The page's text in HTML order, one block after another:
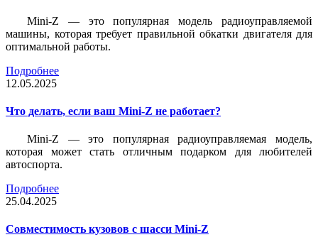
Mini-Z — это популярная модель радиоуправляемой
машины, которая требует правильной обкатки двигателя для
оптимальной работы.
Подробнее
12.05.2025
Что делать, если ваш Mini-Z не работает?
Mini-Z — это популярная радиоуправляемая модель,
которая может стать отличным подарком для любителей
автоспорта.
Подробнее
25.04.2025
Совместимость кузовов с шасси Mini-Z